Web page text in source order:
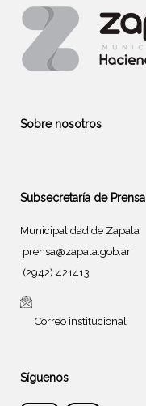
Sobre nosotros
Subsecretaría de Prensa
Municipalidad de Zapala
prensa@zapala.gob.ar
(2942) 421413
Correo institucional
Síguenos